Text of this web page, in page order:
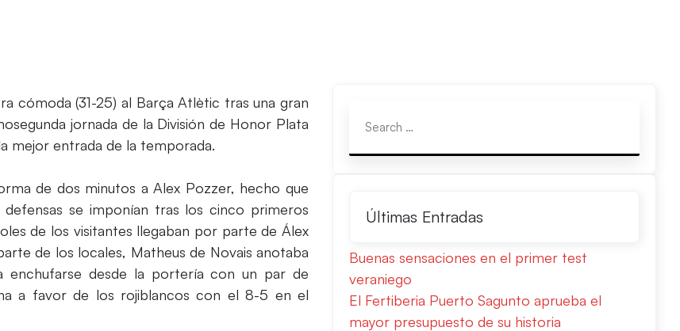
cómoda (31-25) al Barça Atlètic tras una gran
jornada de la División de Honor Plata
mejor entrada de la temporada.
de dos minutos a Alex Pozzer, hecho que
se imponían tras los cinco primeros
de los visitantes llegaban por parte de Álex
de los locales, Matheus de Novais anotaba
enchufarse desde la portería con un par de
a favor de los rojiblancos con el 8-5 en el
Últimas Entradas
Buenas sensaciones en el primer test
veraniego
El Fertiberia Puerto Sagunto aprueba el
mayor presupuesto de su historia